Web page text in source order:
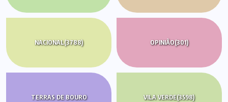
NACIONAL(3788) OPINIÃO(301)
TERRAS DE BOURO
VILA VERDE(3598)